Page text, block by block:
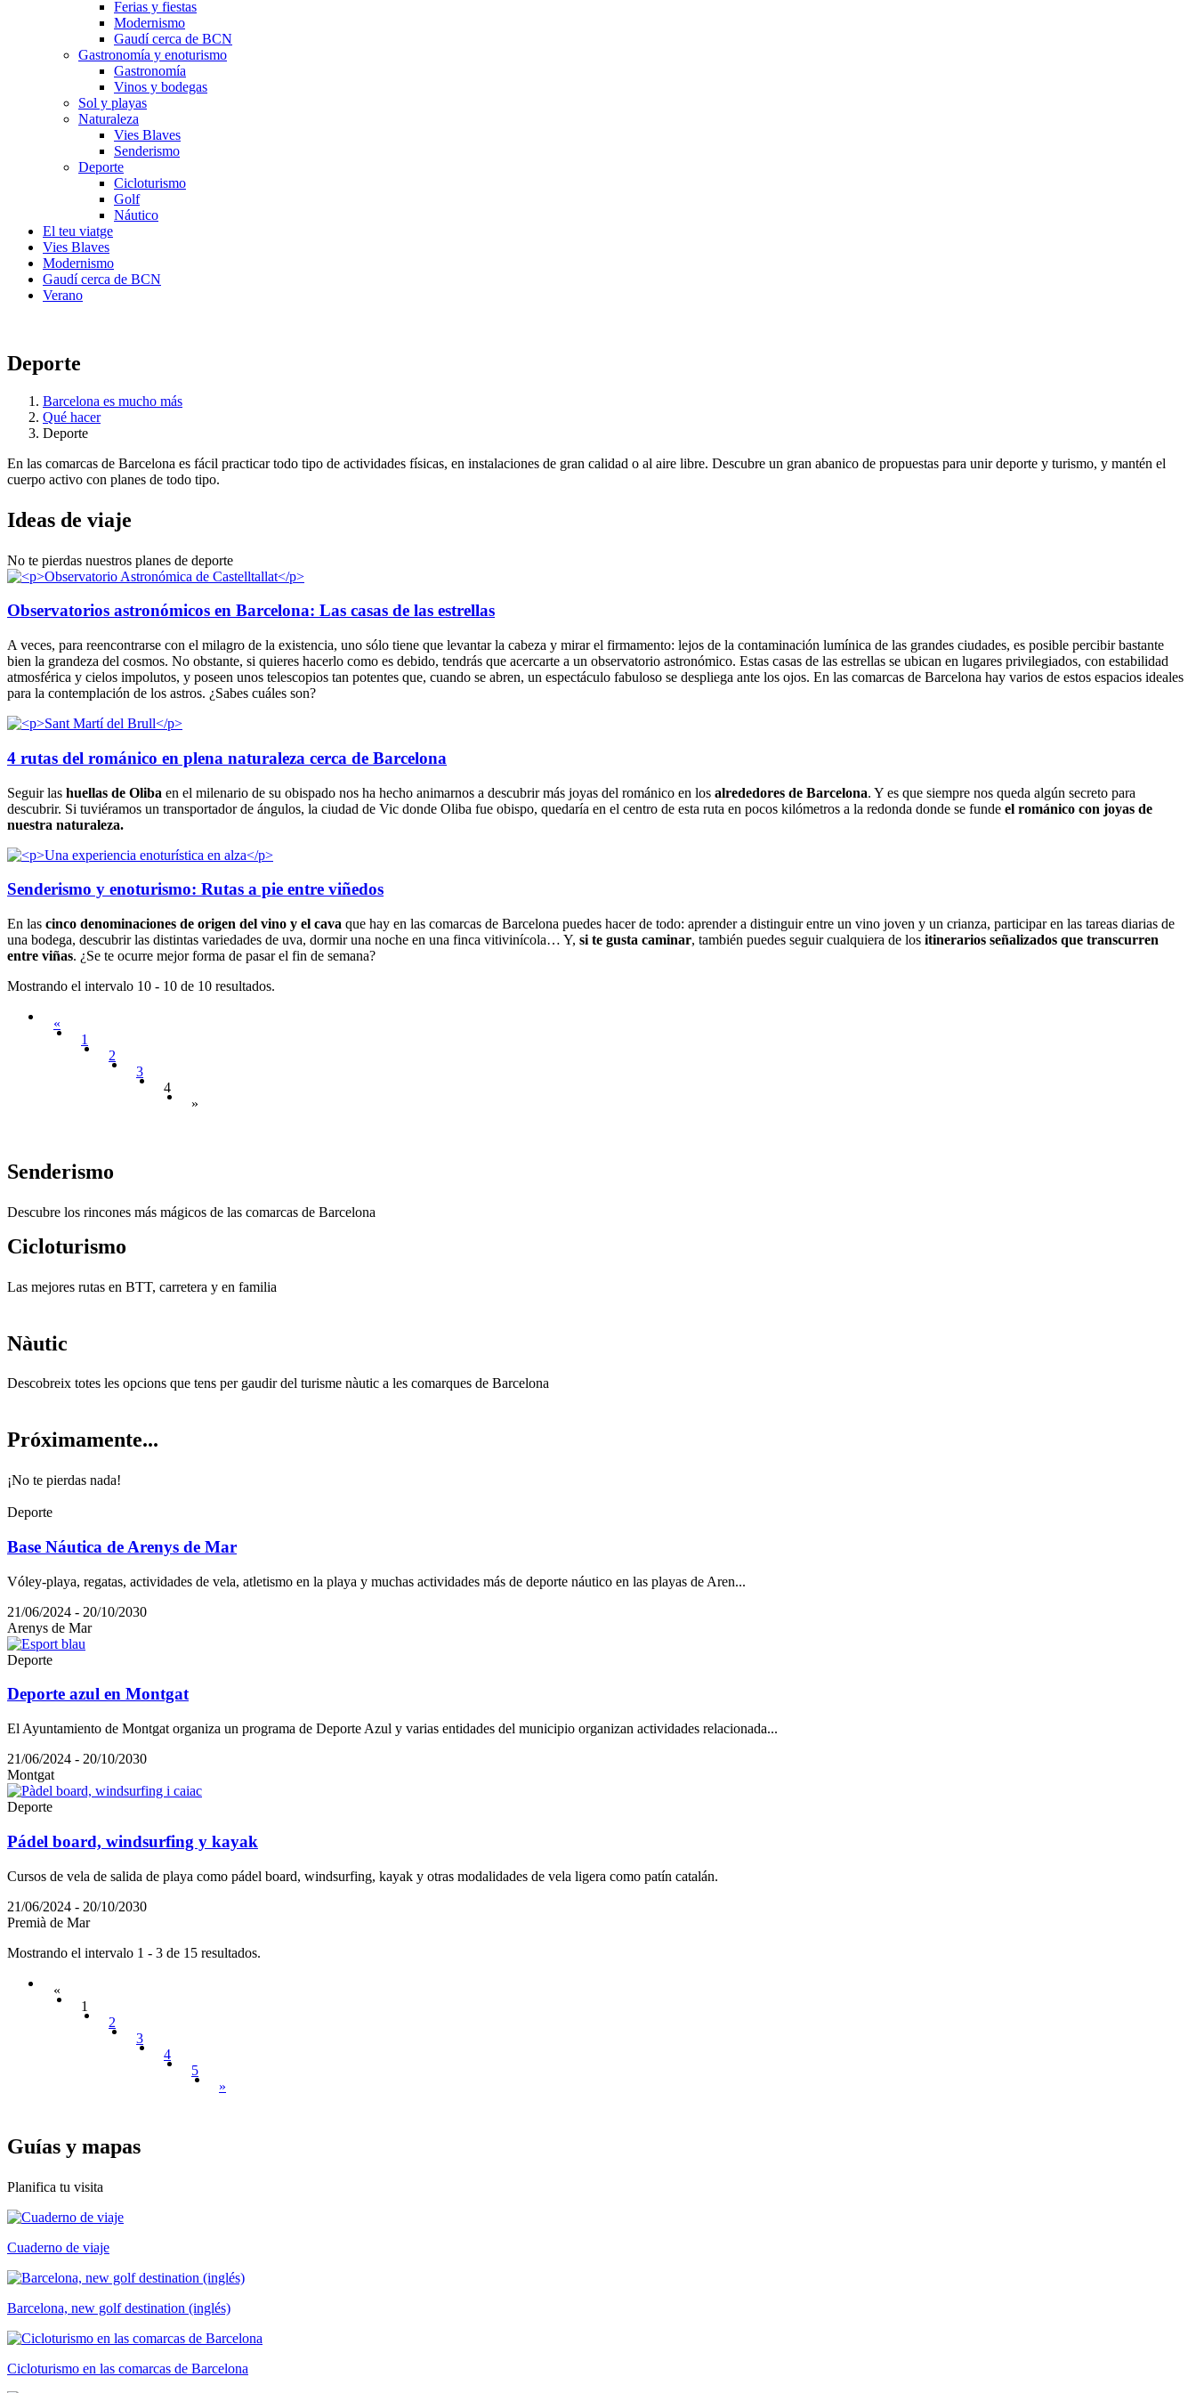
Ferias y fiestas
Modernismo
Gaudí cerca de BCN
Gastronomía y enoturismo
Gastronomía
Vinos y bodegas
Sol y playas
Naturaleza
Vies Blaves
Senderismo
Deporte
Cicloturismo
Golf
Náutico
El teu viatge
Vies Blaves
Modernismo
Gaudí cerca de BCN
Verano
Deporte
Barcelona es mucho más
Qué hacer
Deporte
En las comarcas de Barcelona es fácil practicar todo tipo de actividades físicas, en instalaciones de gran calidad o al aire libre. Descubre un gran abanico de propuestas para unir deporte y turismo, y mantén el
cuerpo activo con planes de todo tipo.
Ideas de viaje
No te pierdas nuestros planes de deporte
Observatorios astronómicos en Barcelona: Las casas de las estrellas
A veces, para reencontrarse con el milagro de la existencia, uno sólo tiene que levantar la cabeza y mirar el firmamento: lejos de la contaminación lumínica de las grandes ciudades, es posible percibir bastante
bien la grandeza del cosmos. No obstante, si quieres hacerlo como es debido, tendrás que acercarte a un observatorio astronómico. Estas casas de las estrellas se ubican en lugares privilegiados, con estabilidad
atmosférica y cielos impolutos, y poseen unos telescopios tan potentes que, cuando se abren, un espectáculo fabuloso se despliega ante los ojos. En las comarcas de Barcelona hay varios de estos espacios ideales
para la contemplación de los astros. ¿Sabes cuáles son?
4 rutas del románico en plena naturaleza cerca de Barcelona
Seguir las huellas de Oliba en el milenario de su obispado nos ha hecho animarnos a descubrir más joyas del románico en los alrededores de Barcelona. Y es que siempre nos queda algún secreto para
descubrir. Si tuviéramos un transportador de ángulos, la ciudad de Vic donde Oliba fue obispo, quedaría en el centro de esta ruta en pocos kilómetros a la redonda donde se funde el románico con joyas de
nuestra naturaleza.
Senderismo y enoturismo: Rutas a pie entre viñedos
En las cinco denominaciones de origen del vino y el cava que hay en las comarcas de Barcelona puedes hacer de todo: aprender a distinguir entre un vino joven y un crianza, participar en las tareas diarias de
una bodega, descubrir las distintas variedades de uva, dormir una noche en una finca vitivinícola… Y, si te gusta caminar, también puedes seguir cualquiera de los itinerarios señalizados que transcurren
entre viñas. ¿Se te ocurre mejor forma de pasar el fin de semana?
Mostrando el intervalo 10 - 10 de 10 resultados.
«
1
2
3
4
»
Senderismo
Descubre los rincones más mágicos de las comarcas de Barcelona
Cicloturismo
Las mejores rutas en BTT, carretera y en familia
Nàutic
Descobreix totes les opcions que tens per gaudir del turisme nàutic a les comarques de Barcelona
Próximamente...
¡No te pierdas nada!
Deporte
Base Náutica de Arenys de Mar
Vóley-playa, regatas, actividades de vela, atletismo en la playa y muchas actividades más de deporte náutico en las playas de Aren...
21/06/2024 - 20/10/2030
Arenys de Mar
Deporte
Deporte azul en Montgat
El Ayuntamiento de Montgat organiza un programa de Deporte Azul y varias entidades del municipio organizan actividades relacionada...
21/06/2024 - 20/10/2030
Montgat
Deporte
Pádel board, windsurfing y kayak
Cursos de vela de salida de playa como pádel board, windsurfing, kayak y otras modalidades de vela ligera como patín catalán.
21/06/2024 - 20/10/2030
Premià de Mar
Mostrando el intervalo 1 - 3 de 15 resultados.
«
1
2
3
4
5
»
Guías y mapas
Planifica tu visita
Cuaderno de viaje
Barcelona, new golf destination (inglés)
Cicloturismo en las comarcas de Barcelona